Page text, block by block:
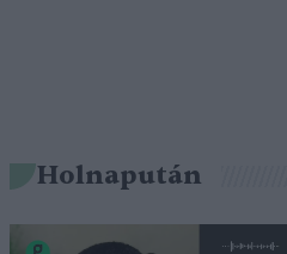
Holnapután